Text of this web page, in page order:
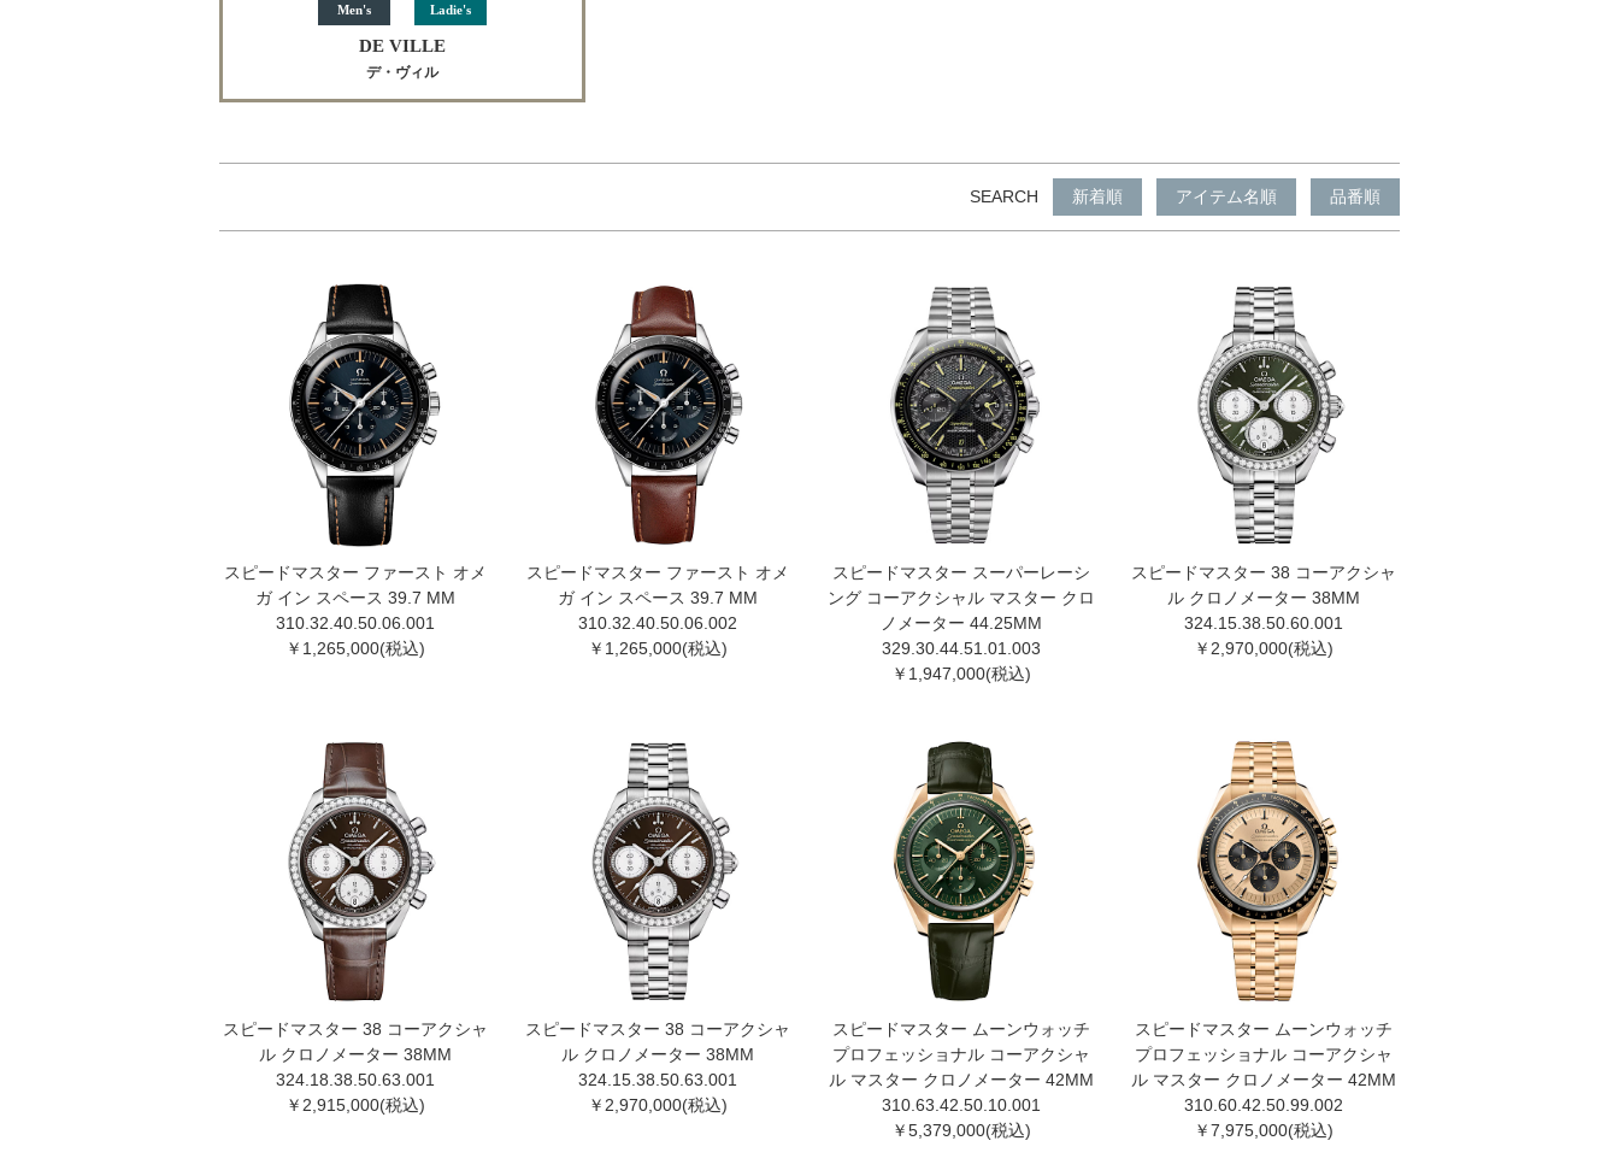
Men's Ladie's
DE VILLE
デ・ヴィル
SEARCH 新着順 アイテム名順 品番順
スピードマスター ファースト オメ
ガ イン スペース 39.7 MM
310.32.40.50.06.001
￥1,265,000(税込)
スピードマスター ファースト オメ
ガ イン スペース 39.7 MM
310.32.40.50.06.002
￥1,265,000(税込)
スピードマスター スーパーレーシ
ング コーアクシャル マスター クロ
ノメーター 44.25MM
329.30.44.51.01.00 3
￥1,947,000(税込)
スピードマスター 38 コーアクシャ
ル クロノメーター 38MM
324.15.38.50.60.001
￥2,970,000(税込)
スピードマスター 38 コーアクシャ
ル クロノメーター 38MM
324.18.38.50.63.00 1
￥2,915,000(税込)
スピードマスター 38 コーアクシャ
ル クロノメーター 38MM
324.15.38.50.63.00 1
￥2,970,000(税込)
スピードマスター ムーンウォッチ
プロフェッショナル コーアクシャ
ル マスター クロノメーター 42MM
310.63.42.50.10.00 1
￥5,379,000(税込)
スピードマスター ムーンウォッチ
プロフェッショナル コーアクシャ
ル マスター クロノメーター 42MM
310.60.42.50.99.002
￥7,975,000(税込)